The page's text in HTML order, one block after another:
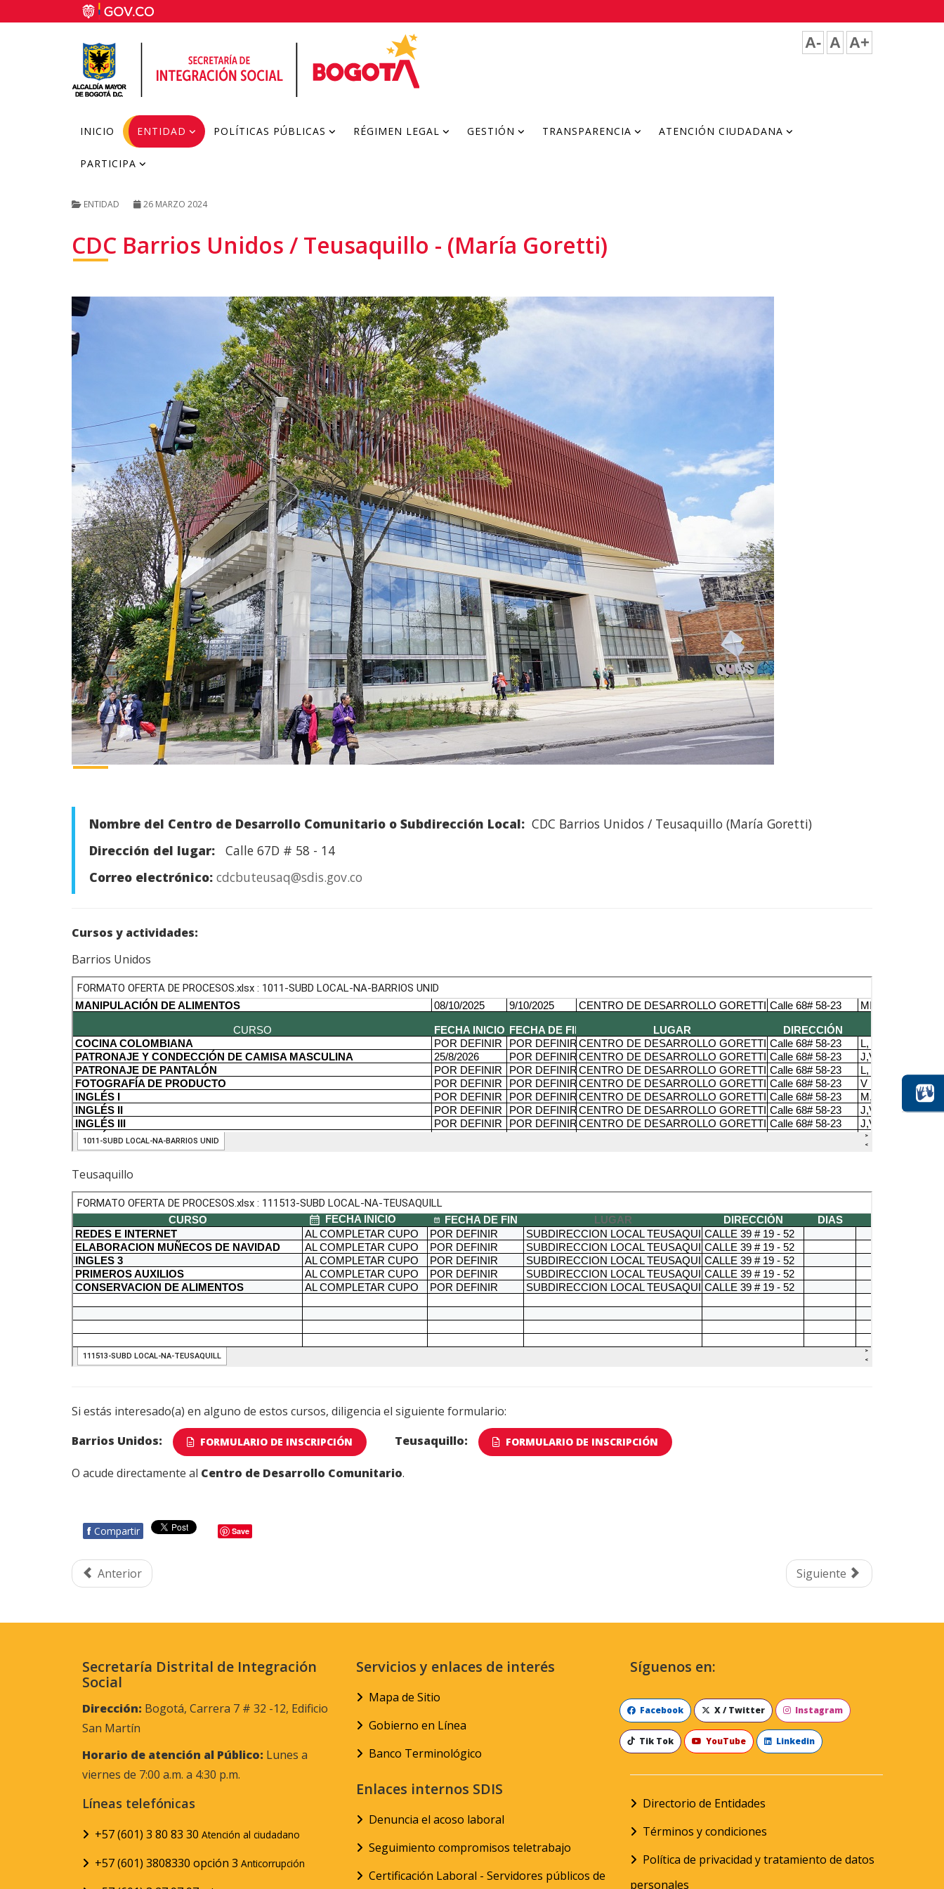
A- A A+
INICIO ENTIDAD POLÍTICAS PÚBLICAS RÉGIMEN LEGAL GESTIÓN TRANSPARENCIA ATENCIÓN CIUDADANA
PARTICIPA
ENTIDAD 26 MARZO 2024
CDC Barrios Unidos / Teusaquillo - (María Goretti)
Nombre del Centro de Desarrollo Comunitario o Subdirección Local: CDC Barrios Unidos / Teusaquillo (María Goretti)
Dirección del lugar:
Calle 67D # 58 - 14
Correo electrónico: cdcbuteusaq@sdis.gov.co
Cursos y actividades:
Barrios Unidos
Teusaquillo
Si estás interesado(a) en alguno de estos cursos, diligencia el siguiente formulario:
Barrios Unidos:
FORMULARIO DE INSCRIPCIÓN Teusaquillo: FORMULARIO DE INSCRIPCIÓN
O acude directamente al Centro de Desarrollo Comunitario.
f Compartir Save
Anterior Siguiente
Secretaría Distrital de Integración
Social
Dirección: Bogotá, Carrera 7 # 32 -12, Edificio
San Martín
Horario de atención al Público: Lunes a
viernes de 7:00 a.m. a 4:30 p.m.
Líneas telefónicas
+57 (601) 3 80 83 30 Atención al ciudadano
+57 (601) 3808330 opción 3 Anticorrupción
Servicios y enlaces de interés
Mapa de Sitio
Gobierno en Línea
Banco Terminológico
Enlaces internos SDIS
Denuncia el acoso laboral
Seguimiento compromisos teletrabajo
Certificación Laboral - Servidores públicos de
Síguenos en:
Facebook X / Twitter Instagram
Tik Tok YouTube Linkedin
Directorio de Entidades
Términos y condiciones
Política de privacidad y tratamiento de datos
personales